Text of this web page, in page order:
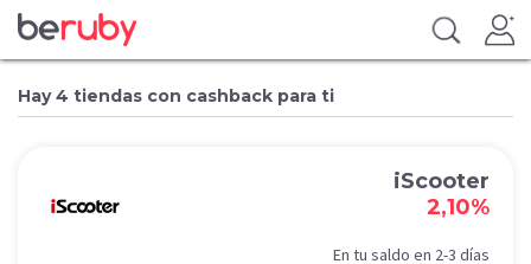
Hay 4 tiendas con cashback para ti
iScooter
2,10%
En tu saldo en 2-3 días